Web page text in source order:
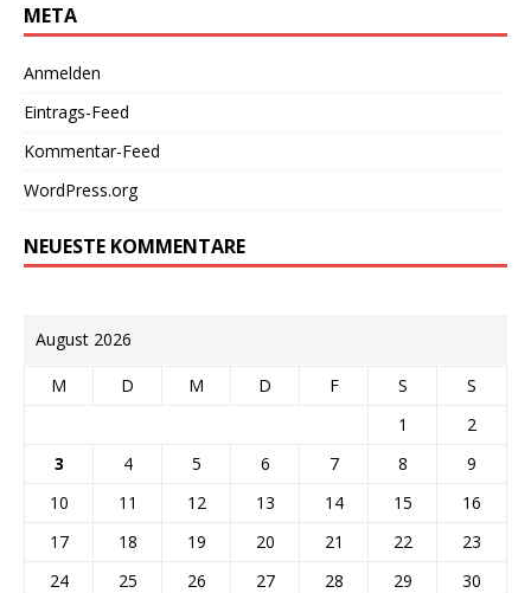
META
Anmelden
Eintrags-Feed
Kommentar-Feed
WordPress.org
NEUESTE KOMMENTARE
August 2026
M D M D F S
S
1
2
3
4 5 6 7 8
9
10
11 12 13 14 15
16
17
18 19 20 21 22
23
24
25 26 27 28 29
30